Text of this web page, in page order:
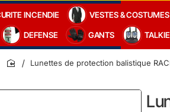
INCENDIE VESTES & COSTUMES
DEFENSE GANTS
Lunettes de protection balistique